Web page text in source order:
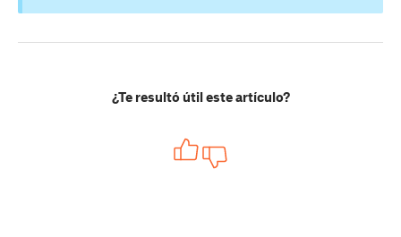
¿Te resultó útil este artículo?